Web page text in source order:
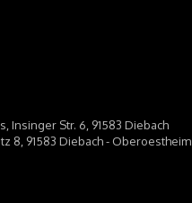
Insinger Str. 6, 91583 Diebach
8, 91583 Diebach - Oberoestheim